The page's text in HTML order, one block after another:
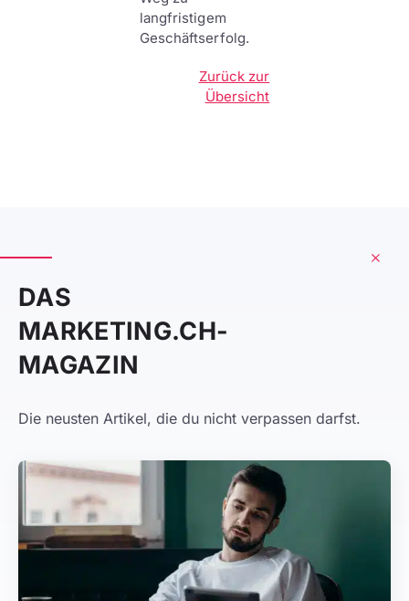
langfristigem
Geschäftserfolg.
Zurück zur
Übersicht
DAS
MARKETING.CH-
MAGAZIN
Die neusten Artikel, die du nicht verpassen darfst.